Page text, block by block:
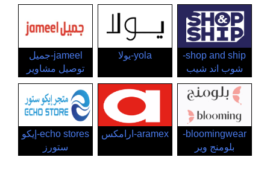
shop and ship-
شوب اند شيب
yola-يولا
jameel-جميل
توصيل مشاوير
bloomingwear-
بلومنج وير
aramex-ارامكس
echo stores-إيكو
ستورز